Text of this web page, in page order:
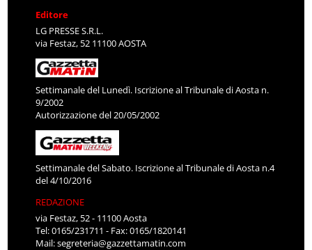
Editore
LG PRESSE S.R.L.
via Festaz, 52 11100 AOSTA
Settimanale del Lunedì. Iscrizione al Tribunale di Aosta n.
9/2002
Autorizzazione del 20/05/2002
Settimanale del Sabato. Iscrizione al Tribunale di Aosta n.4
del 4/10/2016
REDAZIONE
via Festaz, 52 - 11100 Aosta
Tel: 0165/231711 - Fax: 0165/1820141
Mail:segreteria@gazzettamatin.com